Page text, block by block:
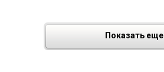
Показать еще